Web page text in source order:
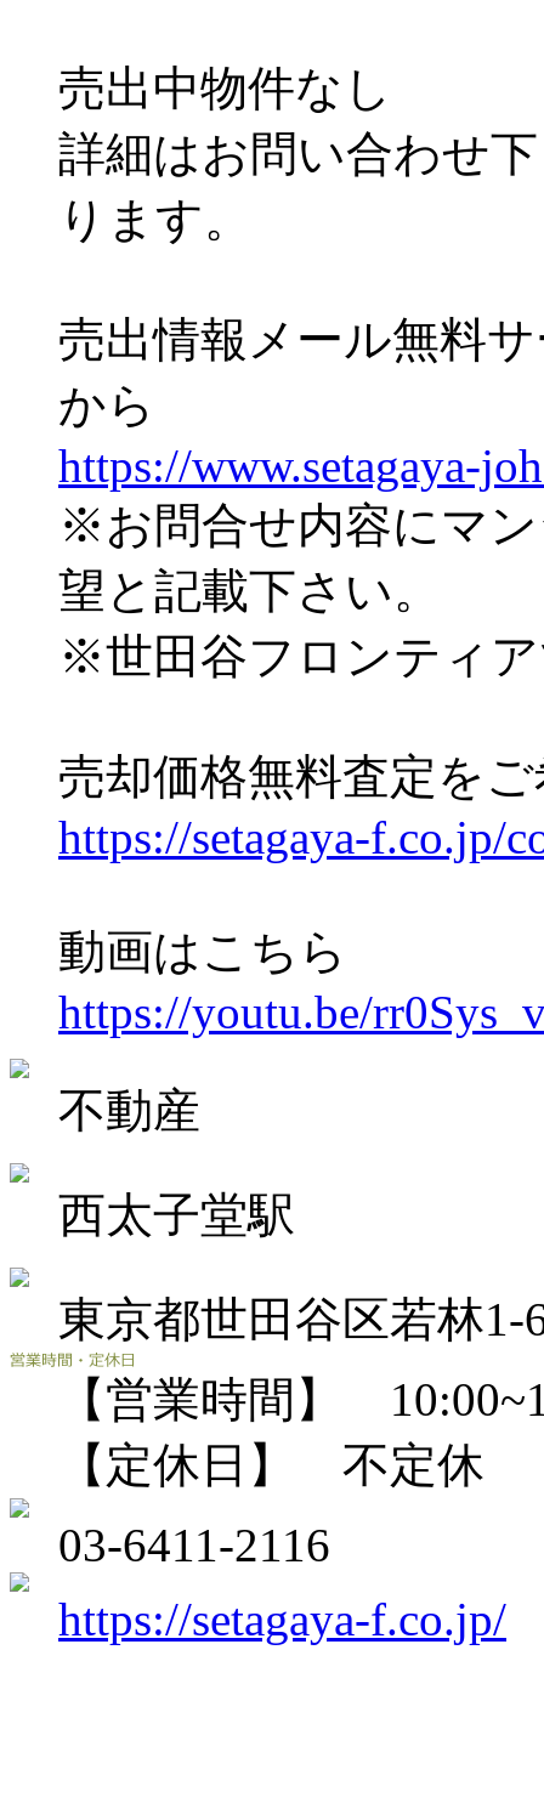
売出中物件なし
詳細はお問い合わせ
ります。
売出情報メール無料
から
https://www.setagaya-
※お問合せ内容にマ
望と記載下さい。
※世田谷フロンティ
売却価格無料査定を
https://setagaya-f.co.jp/
動画はこちら
https://youtu.be/
不動産
西太子堂駅
東京都世田谷区若林1-
【営業時間】
【定休日】 不定休
03-6411-2116
https://setagaya-f.co.jp/